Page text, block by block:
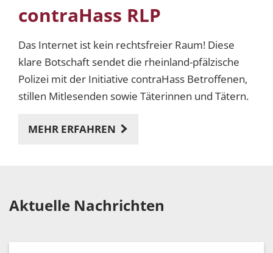
InSiKo
Die kommunale Kriminalprävention ist
wesentlicher Bestandteil der rheinland-
pfälzischen Sicherheitsarchitektur. Mit InSiKo
möchte die Leitstelle Kriminalprävention die
passgenauer und umfassender unterstützen.
MEHR ERFAHREN
Aktuelle Nachrichten